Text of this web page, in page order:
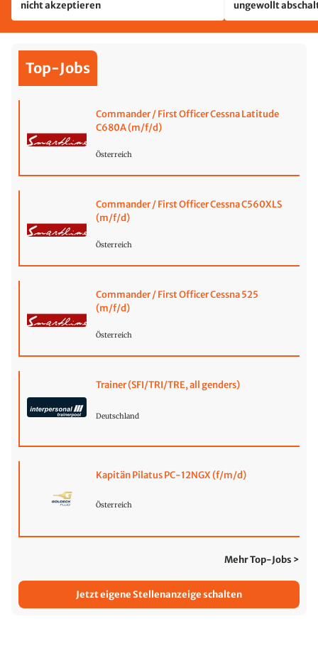
nicht akzeptieren
ungewollt
passiert
Top-Jobs
Commander / First Officer Cessna Latitude
C680A (m/f/d)
Österreich
Commander / First Officer Cessna C560XLS
(m/f/d)
Österreich
Commander / First Officer Cessna 525
(m/f/d)
Österreich
Trainer (SFI/TRI/TRE, all genders)
Deutschland
Kapitän Pilatus PC-12NGX (f/m/d)
Österreich
Mehr Top-Jobs >
Jetzt eigene Stellenanzeige schalten